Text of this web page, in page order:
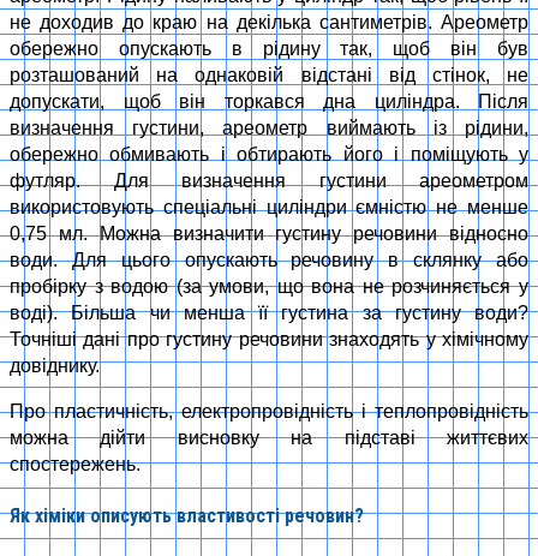
не доходив до краю на декілька сантиметрів. Ареометр
обережно опускають в рідину так, щоб він був
розташований на однаковій відстані від стінок, не
допускати, щоб він торкався дна циліндра. Після
визначення густини, ареометр виймають із рідини,
обережно обмивають і обтирають його і поміщують у
футляр. Для визначення густини ареометром
використовують спеціальні циліндри ємністю не менше
0,75 мл. Можна визначити густину речовини відносно
води. Для цього опускають речовину в склянку або
пробірку з водою (за умови, що вона не розчиняється у
воді). Більша чи менша її густина за густину води?
Точніші дані про густину речовини знаходять у хімічному
довіднику.
Про пластичність, електропровідність і теплопровідність
можна дійти висновку на підставі життєвих
спостережень.
Як хіміки описують властивості речовин?